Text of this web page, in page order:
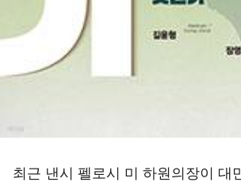
최근 낸시 펠로시 미 하원의장이 대